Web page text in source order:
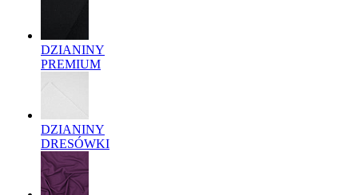
DZIANINY
PREMIUM
DZIANINY
DRESÓWKI